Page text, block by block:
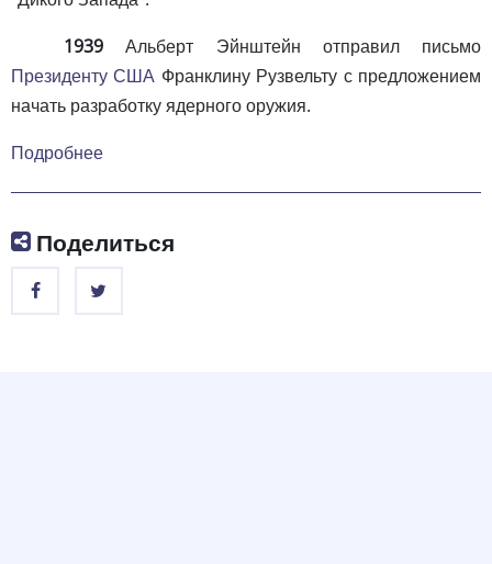
1939 Альберт Эйнштейн отправил письмо
Президенту США Франклину Рузвельту с предложением
начать разработку ядерного оружия.
Подробнее
Поделиться